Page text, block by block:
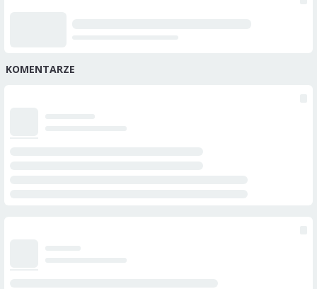
KOMENTARZE